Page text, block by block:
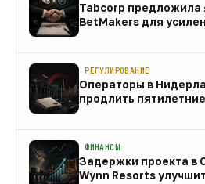
Tabcorp предложила
BetMakers для
РЕГУЛИРОВАНИЕ
Операторы в
продлить
ФИНАНСЫ
Задержки проекта в
Wynn Resorts